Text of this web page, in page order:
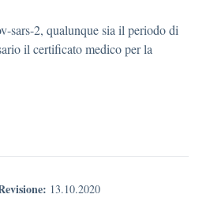
sars-2, qualunque sia il periodo di
il certificato medico per la
13.10.2020